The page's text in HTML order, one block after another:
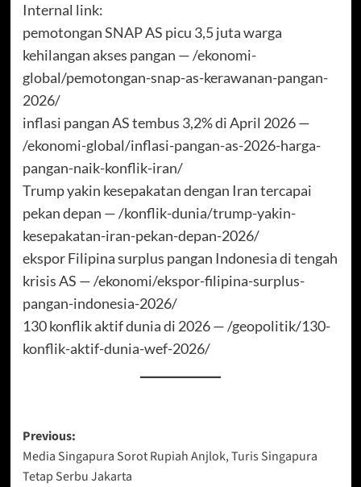
Internal link:
pemotongan SNAP AS picu 3,5 juta warga
kehilangan akses pangan — /ekonomi-
global/pemotongan-snap-as-kerawanan-pangan-
2026/
inflasi pangan AS tembus 3,2% di April 2026 —
/ekonomi-global/inflasi-pangan-as-2026-harga-
pangan-naik-konflik-iran/
Trump yakin kesepakatan dengan Iran tercapai
pekan depan — /konflik-dunia/trump-yakin-
kesepakatan-iran-pekan-depan-2026/
ekspor Filipina surplus pangan Indonesia di tengah
krisis AS — /ekonomi/ekspor-filipina-surplus-
pangan-indonesia-2026/
130 konflik aktif dunia di 2026 — /geopolitik/130-
konflik-aktif-dunia-wef-2026/
Post
navigation
Previous:
Media Singapura Sorot Rupiah Anjlok, Turis Singapura
Tetap Serbu Jakarta